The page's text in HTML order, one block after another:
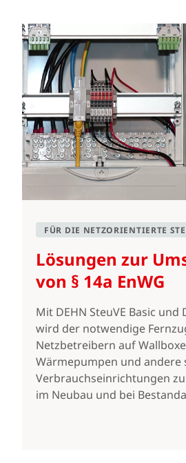
FÜR DIE NETZORIENTIERTE
Lösungen zur
von § 14a EnWG
Mit DEHN SteuVE Basic und
wird der notwendige
Netzbetreibern auf
Wärmepumpen und andere
Verbrauchseinrichtungen
im Neubau und bei